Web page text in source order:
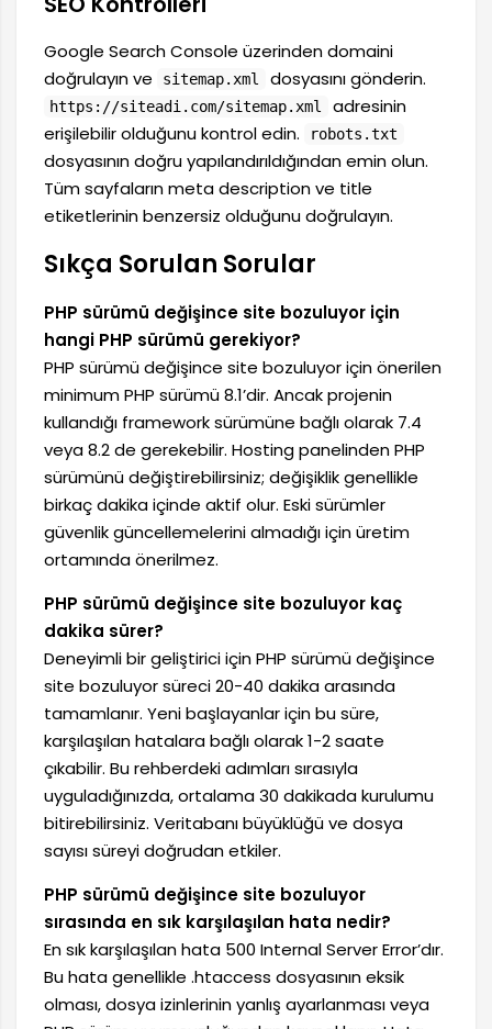
Google Search Console üzerinden domaini
doğrulayın ve
sitemap.xml dosyasını gönderin.
https://siteadi.com/sitemap.xml
adresinin
erişilebilir olduğunu kontrol edin.
robots.txt
dosyasının doğru yapılandırıldığından emin olun.
Tüm sayfaların meta description ve title
etiketlerinin benzersiz olduğunu doğrulayın.
Sıkça Sorulan Sorular
PHP sürümü değişince site bozuluyor için
hangi PHP sürümü gerekiyor?
PHP sürümü değişince site bozuluyor için önerilen
minimum PHP sürümü 8.1’dir. Ancak projenin
kullandığı framework sürümüne bağlı olarak 7.4
veya 8.2 de gerekebilir. Hosting panelinden PHP
sürümünü değiştirebilirsiniz; değişiklik genellikle
birkaç dakika içinde aktif olur. Eski sürümler
güvenlik güncellemelerini almadığı için üretim
ortamında önerilmez.
PHP sürümü değişince site bozuluyor kaç
dakika sürer?
Deneyimli bir geliştirici için PHP sürümü değişince
site bozuluyor süreci 20-40 dakika arasında
tamamlanır. Yeni başlayanlar için bu süre,
karşılaşılan hatalara bağlı olarak 1-2 saate
çıkabilir. Bu rehberdeki adımları sırasıyla
uyguladığınızda, ortalama 30 dakikada kurulumu
bitirebilirsiniz. Veritabanı büyüklüğü ve dosya
sayısı süreyi doğrudan etkiler.
PHP sürümü değişince site bozuluyor
sırasında en sık karşılaşılan hata nedir?
En sık karşılaşılan hata 500 Internal Server Error’dır.
Bu hata genellikle .htaccess dosyasının eksik
olması, dosya izinlerinin yanlış ayarlanması veya